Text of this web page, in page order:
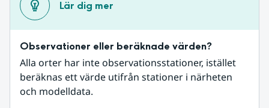
Lär dig mer
Observationer eller beräknade värden?
Alla orter har inte observationsstationer, istället
beräknas ett värde utifrån stationer i närheten
och modelldata.